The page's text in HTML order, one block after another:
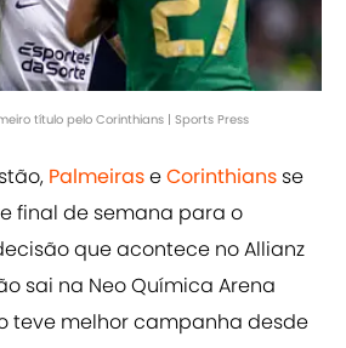
título pelo Corinthians | Sports Press
PalmeiraseCorinthians se
final de semana para o
que acontece no Allianz
sai na Neo Química Arena
teve melhor campanha desde